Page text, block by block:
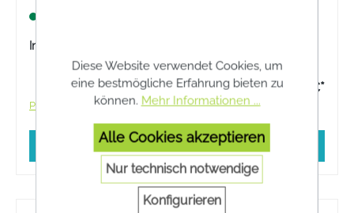
Inhalt:
18,85 €*
Preise inkl. MwSt. zzgl. Versandkosten
In den Warenkorb
Diese Website verwendet Cookies, um
eine bestmögliche Erfahrung bieten zu
können. Mehr Informationen ...
Alle Cookies akzeptieren
Nur technisch notwendige
Konfigurieren